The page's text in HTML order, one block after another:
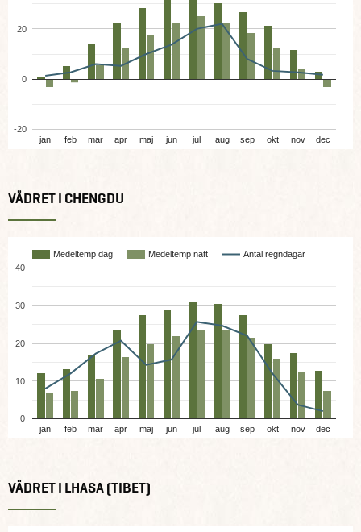
jan feb mar apr maj jun jul aug sep okt nov dec
-20
0
20
VÄDRET I CHENGDU
Medeltemp dag Medeltemp natt Antal regndagar
jan feb mar apr maj jun jul aug sep okt nov dec
0
10
20
30
40
VÄDRET I LHASA (TIBET)